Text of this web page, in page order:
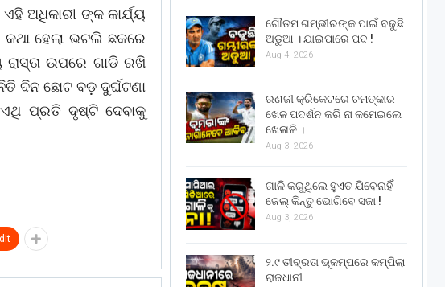
ଅଧିକାରୀ ଙ୍କ କାର୍ଯ୍ୟ
ହେଲା ଭଟଲି ଛକରେ
ଉପରେ ଗାଡି ରଖି
ଦିନ ଛୋଟ ବଡ଼ ଦୁର୍ଘଟଣା
ପ୍ରତି ଦୃଷ୍ଟି ଦେବାକୁ
ଗୌତମ ଗମ୍ଭୀରଙ୍କ ପାଇଁ ବଢୁଛି
ଅଡୁଆ । ଯାଇପାରେ ପଦ !
Aug 4, 2026
ରଣଜୀ କ୍ରିକେଟରେ ଚମତ୍କାର
ଖେଳ ପଦର୍ଶନ କରି ନା କମେଇଲେ
ଖେଳାଳି ।
Aug 3, 2026
ଗାଳି କରୁଥିଲେ ହୁଏତ ଯିବେନାହିଁ
ଜେଲ୍ କିନ୍ତୁ ଭୋଗିବେ ସଜା !
Aug 3, 2026
୨.୯ ତୀବ୍ରତା ଭୂକମ୍ପରେ କମ୍ପିଲା
ରାଜଧାନୀ